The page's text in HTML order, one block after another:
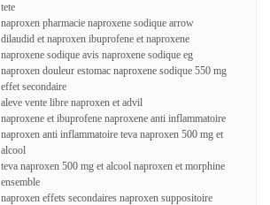
tete
naproxen pharmacie naproxene sodique arrow
dilaudid et naproxen ibuprofene et naproxene
naproxene sodique avis naproxene sodique eg
naproxen douleur estomac naproxene sodique 550 mg
effet secondaire
aleve vente libre naproxen et advil
naproxene et ibuprofene naproxene anti inflammatoire
naproxen anti inflammatoire teva naproxen 500 mg et
alcool
teva naproxen 500 mg et alcool naproxen et morphine
ensemble
naproxen effets secondaires naproxen suppositoire